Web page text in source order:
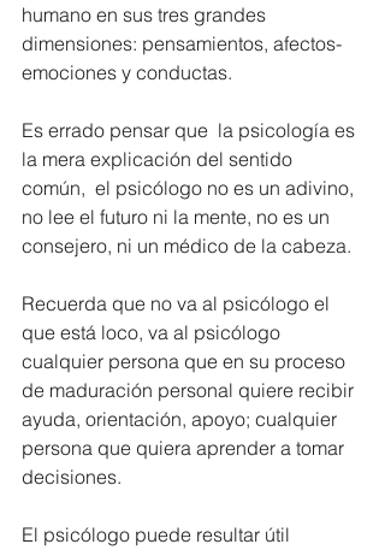
humano en sus tres grandes
dimensiones: pensamientos, afectos-
emociones y conductas.
Es errado pensar que  la psicología es
la mera explicación del sentido
común,  el psicólogo no es un adivino,
no lee el futuro ni la mente, no es un
consejero, ni un médico de la cabeza.
Recuerda que no va al psicólogo el
que está loco, va al psicólogo
cualquier persona que en su proceso
de maduración personal quiere recibir
ayuda, orientación, apoyo; cualquier
persona que quiera aprender a tomar
decisiones.
El psicólogo puede resultar útil